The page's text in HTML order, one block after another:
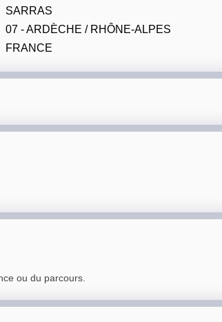
SARRAS
07 - ARDÈCHE / RHÔNE-ALPES
FRANCE
ou du parcours.